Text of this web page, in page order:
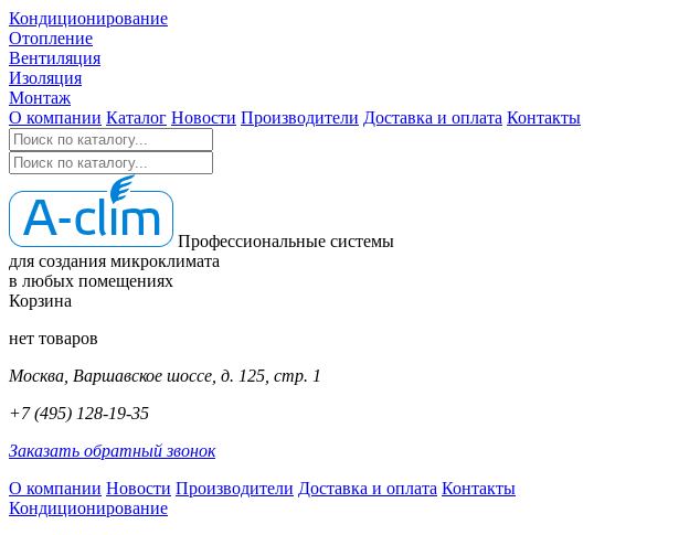
Кондиционирование
Отопление
Вентиляция
Изоляция
Монтаж
О компании Каталог Новости Производители Доставка и оплата Контакты
Профессиональные системы
для создания микроклимата
в любых помещениях
Корзина
нет товаров
Москва, Варшавское шоссе, д. 125, стр. 1
+7 (495) 128-19-35
Заказать обратный звонок
О компании Новости Производители Доставка и оплата Контакты
Кондиционирование